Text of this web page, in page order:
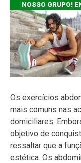
NOSSO GRUPO!
Os exercícios
mais comuns nas
domiciliares.
objetivo de
ressaltar que a
estética. Os